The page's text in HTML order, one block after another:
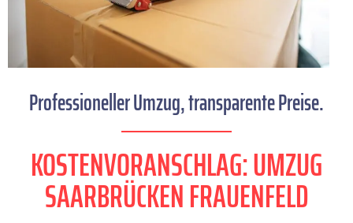
Professioneller Umzug, transparente Preise.
KOSTENVORANSCHLAG: UMZUG
SAARBRÜCKEN FRAUENFELD